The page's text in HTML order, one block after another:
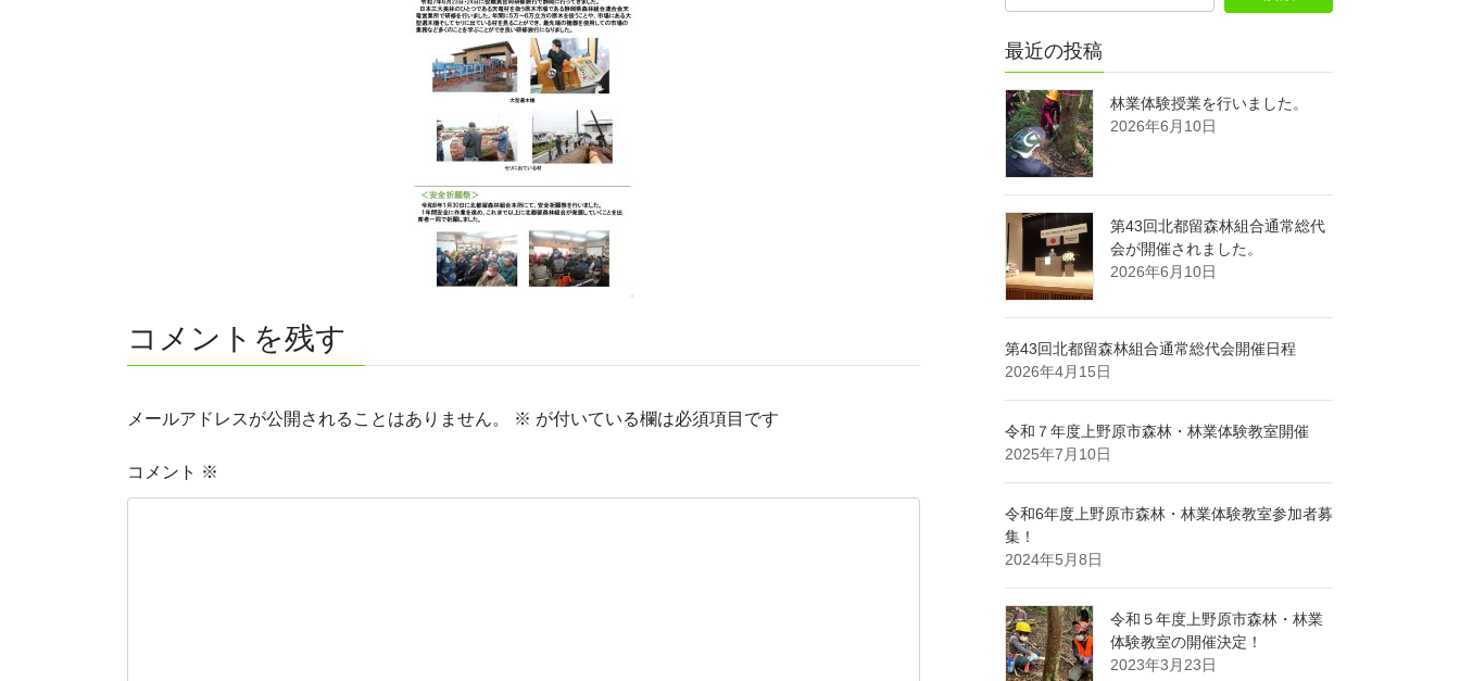
コメントを残す
メールアドレスが公開されることはありません。 ※ が付いている欄は必須項目です
コメント ※
最近の投稿
林業体験授業を行いました。
2026年6月10日
第43回北都留森林組合通常総代
会が開催されました。
2026年6月10日
第43回北都留森林組合通常総代会開催日程
2026年4月15日
令和７年度上野原市森林・林業体験教室開催
2025年7月10日
令和6年度上野原市森林・林業体験教室参加者募
集！
2024年5月8日
令和５年度上野原市森林・林業
体験教室の開催決定！
2023年3月23日